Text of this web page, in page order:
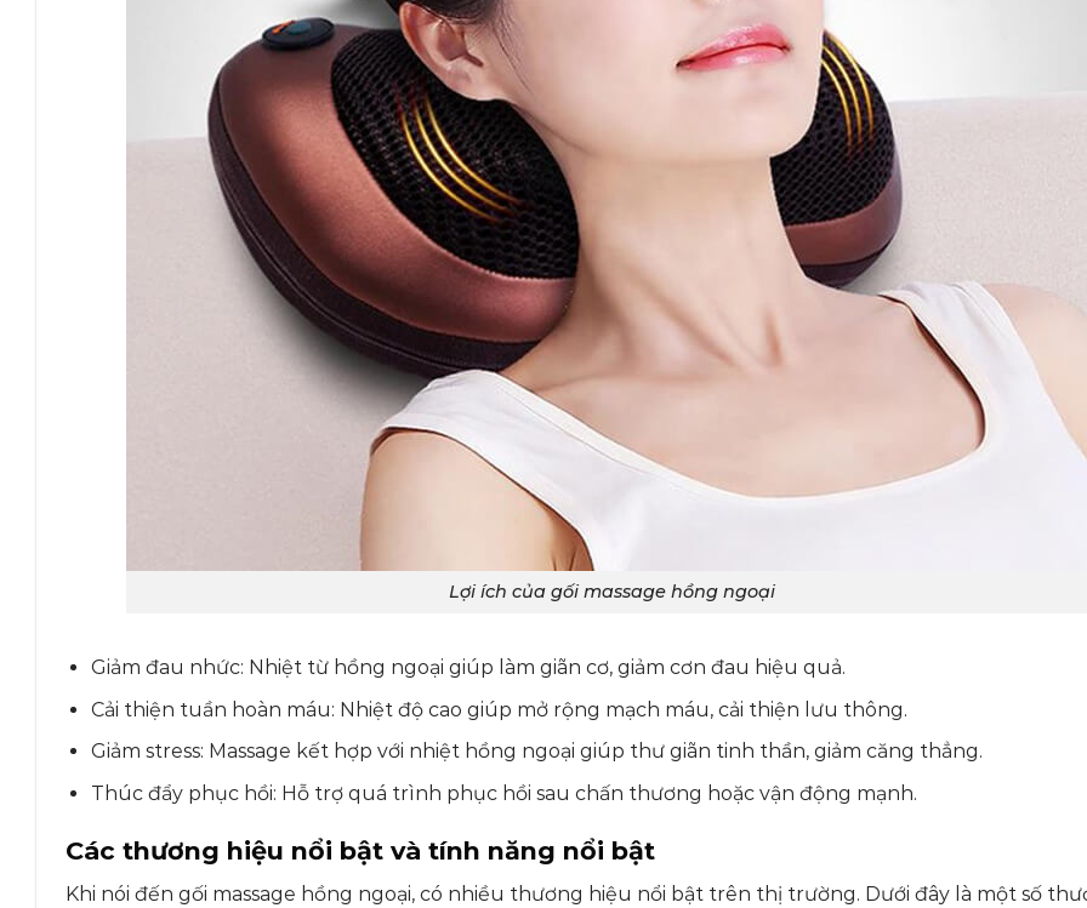
Lợi ích của gối massage hồng ngoại
Giảm đau nhức: Nhiệt từ hồng ngoại giúp làm giãn cơ, giảm cơn đau hiệu quả.
Cải thiện tuần hoàn máu: Nhiệt độ cao giúp mở rộng mạch máu, cải thiện lưu thông.
Giảm stress: Massage kết hợp với nhiệt hồng ngoại giúp thư giãn tinh thần, giảm căng thẳng.
Thúc đẩy phục hồi: Hỗ trợ quá trình phục hồi sau chấn thương hoặc vận động mạnh.
Các thương hiệu nổi bật và tính năng nổi bật
Khi nói đến gối massage hồng ngoại, có nhiều thương hiệu nổi bật trên thị trường. Dưới đây là một số